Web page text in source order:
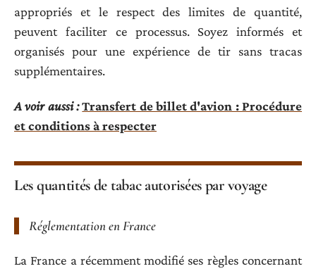
appropriés et le respect des limites de quantité,
peuvent faciliter ce processus. Soyez informés et
organisés pour une expérience de tir sans tracas
supplémentaires.
A voir aussi : Transfert de billet d'avion : Procédure
et conditions à respecter
Les quantités de tabac autorisées par voyage
Réglementation en France
La France a récemment modifié ses règles concernant